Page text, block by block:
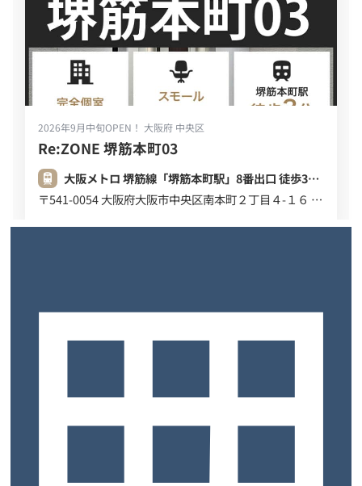
2026年9月中旬OPEN！ 大阪府 中央区
Re:ZONE 堺筋本町03
大阪メトロ 堺筋線「堺筋本町駅」8番出口 徒歩3分 (220m)
〒541-0054 大阪府大阪市中央区南本町２丁目４-１６ デビスビル ６Ｆ ７Ｆ